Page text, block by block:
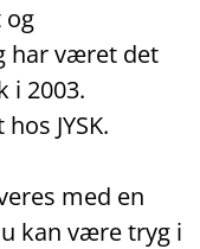
og
har været det
i 2003.
JYSK.
med en
kan være tryg i